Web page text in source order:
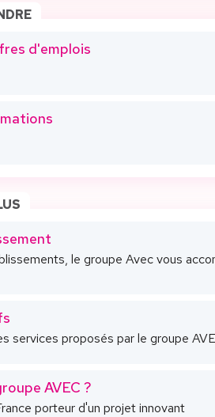
d'emplois
le groupe Avec vous
services proposés par le groupe
AVEC ?
porteur d'un projet innovant